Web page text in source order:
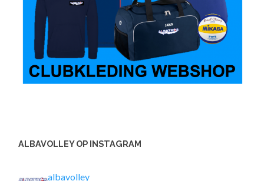
ALBAVOLLEY OP INSTAGRAM
albavolley